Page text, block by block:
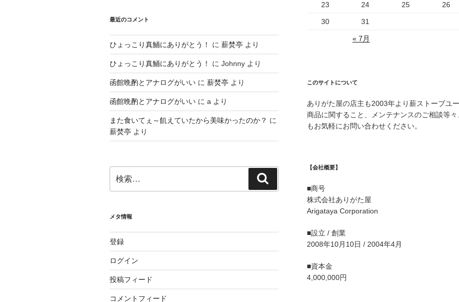
最近のコメント
ひょっこり真鯒にありがとう！ に 薪焚亭 より
ひょっこり真鯒にありがとう！ に Johnny より
函館晩酌とアナログがいい に 薪焚亭 より
函館晩酌とアナログがいい に a より
また食いてぇ～飢えていたから美味かったのか？ に
薪焚亭 より
索:
索
メタ情報
登録
ログイン
投稿フィード
コメントフィード
23 24 25 26
30 31
« 7月
このサイトについて
ありがた屋の店主も2003年より薪ストーブユー
商品に関すること、メンテナンスのご相談等
もお気軽にお問い合わせください。
【会社概要】
■商号
株式会社ありがた屋
Arigataya Corporation
■設立 / 創業
2008年10月10日 / 2004年4月
■資本金
4,000,000円